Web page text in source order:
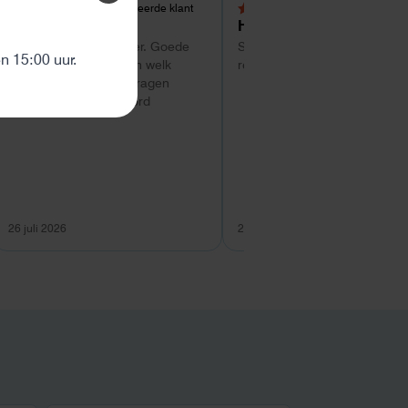
Geverifieerde klant
Super service tot zo ver. Goede
hulp met uitzoeken van welk
systeem geschikt is. Vragen
worden snel beantwoord
26 juli 2026
4 van 5 sterren
Hans Kollenbrander
Snelle levering en goede
respons bij installatie.
26 juli 2026
15:00 uur.